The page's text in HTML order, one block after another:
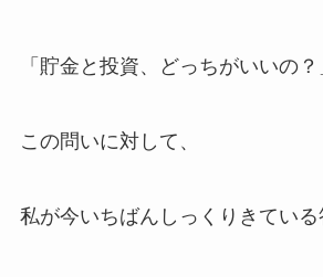
「貯金と投資、どっちがいいの？
この問いに対して、
私が今いちばんしっくりきている